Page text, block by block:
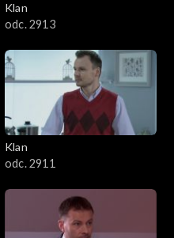
Klan
odc. 2913
Klan
odc. 2911